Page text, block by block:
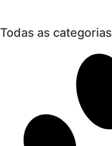
Todas as categorias